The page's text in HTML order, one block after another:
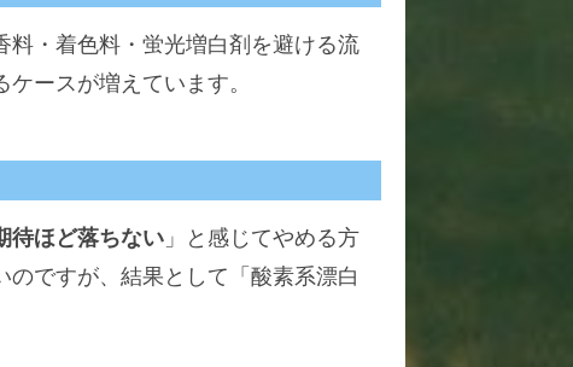
・着色料・蛍光増白剤を避ける流
ースが増えています。
待ほど落ちない 」と感じてやめる方
ですが、結果として「酸素系漂白